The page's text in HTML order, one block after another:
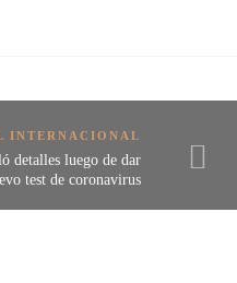
INTERNACIONAL
detalles luego de dar
test de coronavirus